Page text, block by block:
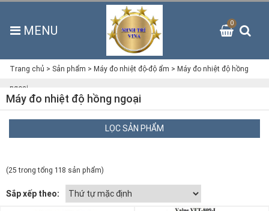
MENU 0
Trang chủ > Sản phẩm > Máy đo nhiệt độ-độ ẩm > Máy đo nhiệt độ hồng
ngoại
Máy đo nhiệt độ hồng ngoại
LỌC SẢN PHẨM
(25 trong tổng 118 sản phẩm)
Sắp xếp theo: